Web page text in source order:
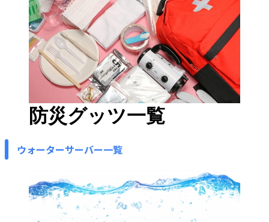
防災グッツ一覧
ウォーターサーバー一覧